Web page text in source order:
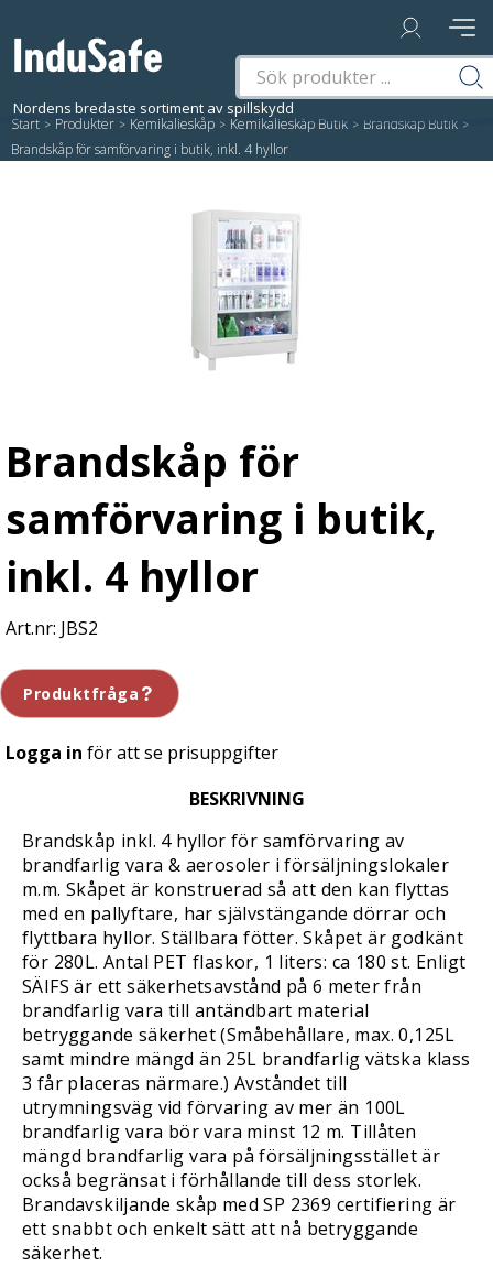
Start / Produkter / Kemikalieskåp / Kemikalieskåp Butik / Brandskåp Butik /
Brandskåp för samförvaring i butik, inkl. 4 hyllor
Brandskåp för
samförvaring i butik,
inkl. 4 hyllor
JBS2
Produktfråga
Logga in för att se prisuppgifter
BESKRIVNING
Brandskåp inkl. 4 hyllor för samförvaring av
brandfarlig vara & aerosoler i försäljningslokaler
m.m. Skåpet är konstruerad så att den kan flyttas
med en pallyftare, har självstängande dörrar och
flyttbara hyllor. Ställbara fötter. Skåpet är godkänt
för 280L. Antal PET flaskor, 1 liters: ca 180 st. Enligt
SÄIFS är ett säkerhetsavstånd på 6 meter från
brandfarlig vara till antändbart material
betryggande säkerhet (Småbehållare, max. 0,125L
samt mindre mängd än 25L brandfarlig vätska klass
3 får placeras närmare.) Avståndet till
utrymningsväg vid förvaring av mer än 100L
brandfarlig vara bör vara minst 12 m. Tillåten
mängd brandfarlig vara på försäljningsstället är
också begränsat i förhållande till dess storlek.
Brandavskiljande skåp med SP 2369 certifiering är
ett snabbt och enkelt sätt att nå betryggande
säkerhet.